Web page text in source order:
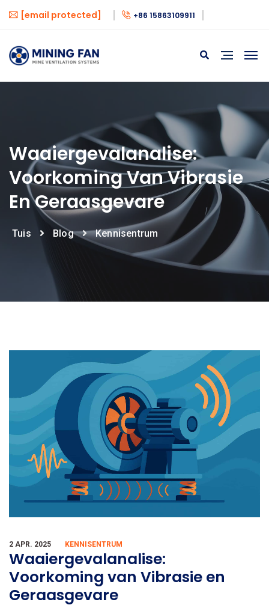
[email protected] +86 15863109911
Waaiergevalanalise:
Voorkoming Van Vibrasie
En Geraasgevare
Tuis Blog Kennisentrum
2 APR. 2025 KENNISENTRUM
Waaiergevalanalise:
Voorkoming van Vibrasie en
Geraasgevare